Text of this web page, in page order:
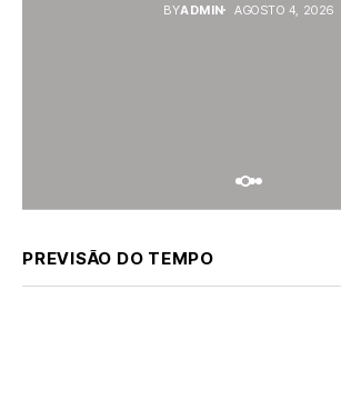
BYADMIN AGOSTO 4, 2026
BYADMIN AGOSTO 4, 2026
BYADMIN AGOSTO 3, 2026
PREVISÃO DO TEMPO